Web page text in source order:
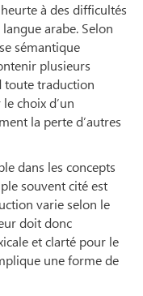
à des difficultés
arabe. Selon
sémantique
plusieurs
toute traduction
choix d’un
la perte d’autres
dans les concepts
souvent cité est
varie selon le
doit donc
et clarté pour le
une forme de